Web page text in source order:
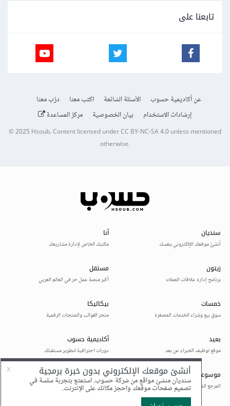
تابعنا على
عن أكاديمية حسوب الأسئلة الشائعة اكتب معنا
درّب معنا
إرشادات الاستخدام
بيان الخصوصية مركز المساعدة
© 2025Hsoub.Content licensed underCC BY-NC-SA 4.0unless mentioned
otherwise.